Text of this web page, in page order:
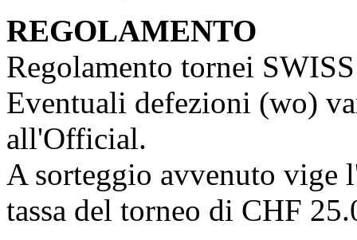
REGOLAMENTO
Regolamento tornei
Eventuali defezioni (wo)
all'Official.
A sorteggio avvenuto vige
tassa del torneo di CHF